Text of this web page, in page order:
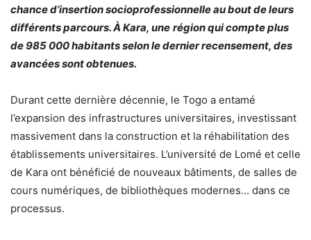
chance d’insertion socioprofessionnelle au bout de leurs
différents parcours. À Kara, une région qui compte plus
de 985 000 habitants selon le dernier recensement, des
avancées sont obtenues.
Durant cette dernière décennie, le Togo a entamé
l’expansion des infrastructures universitaires, investissant
massivement dans la construction et la réhabilitation des
établissements universitaires. L’université de Lomé et celle
de Kara ont bénéficié de nouveaux bâtiments, de salles de
cours numériques, de bibliothèques modernes… dans ce
processus.